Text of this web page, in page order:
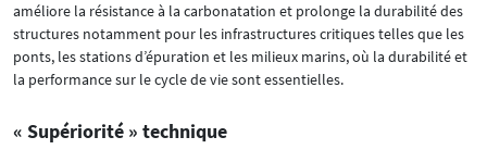
améliore la résistance à la carbonatation et prolonge la durabilité des
structures notamment pour les infrastructures critiques telles que les
ponts, les stations d’épuration et les milieux marins, où la durabilité et
la performance sur le cycle de vie sont essentielles.
« Supériorité » technique